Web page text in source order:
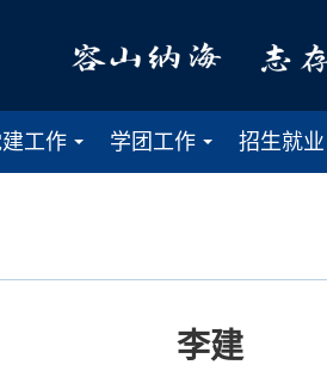
工作
学团工作
招生就业
李建